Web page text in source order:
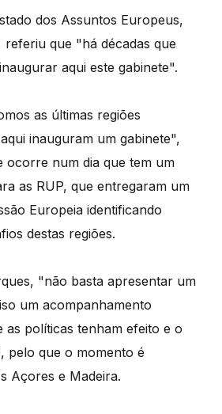
dos Assuntos Europeus,
referiu que "há décadas que
aqui este gabinete".
as últimas regiões
inauguram um gabinete",
ocorre num dia que tem um
as RUP, que entregaram um
Europeia identificando
destas regiões.
"não basta apresentar um
um acompanhamento
as políticas tenham efeito e o
pelo que o momento é
Açores e Madeira.